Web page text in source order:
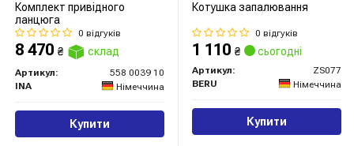
Комплект привідного
ланцюга
0 відгуків
8 470 ₴ склад
Артикул:
558 0039 10
INA
Німеччина
Купити
Котушка запалювання
0 відгуків
1 110 ₴ сьогодні
Артикул:
ZS077
BERU
Німеччина
Купити